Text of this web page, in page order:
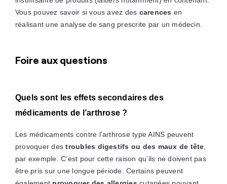
Vous pouvez savoir si vous avez des carences en
réalisant une analyse de sang prescrite par un médecin.
Foire aux questions
Quels sont les effets secondaires des
médicaments de l’arthrose ?
Les médicaments contre l’arthrose type AINS peuvent
provoquer des troubles digestifs ou des maux de tête
par exemple. C’est pour cette raison qu’ils ne doivent pas
être pris sur une longue période. Certains peuvent